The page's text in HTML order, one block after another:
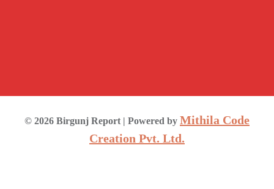
© 2026 Birgunj Report | Powered by Mithila Code
Creation Pvt. Ltd.